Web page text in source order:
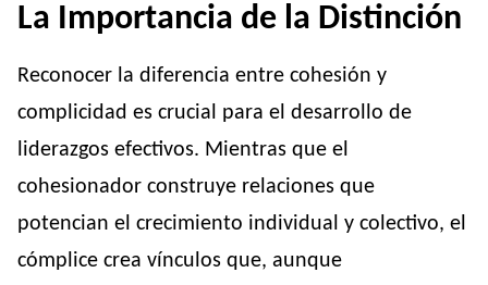
La Importancia de la Distinción
Reconocer la diferencia entre cohesión y
complicidad es crucial para el desarrollo de
liderazgos efectivos. Mientras que el
cohesionador construye relaciones que
potencian el crecimiento individual y colectivo, el
cómplice crea vínculos que, aunque